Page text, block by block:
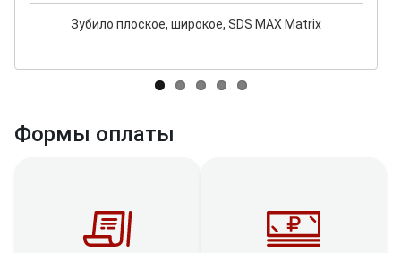
Зубило плоское, широкое, SDS MAX Matrix
Формы оплаты